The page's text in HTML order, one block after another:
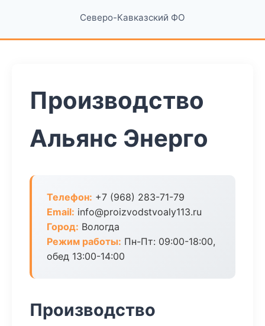
Северо-Кавказский ФО
Производство
Альянс Энерго
Телефон: +7 (968) 283-71-79
Email: info@proizvodstvoaly113.ru
Город: Вологда
Режим работы: Пн-Пт: 09:00-18:00,
обед 13:00-14:00
Производство